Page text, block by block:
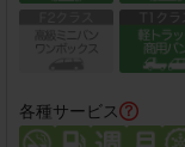
各種サービス